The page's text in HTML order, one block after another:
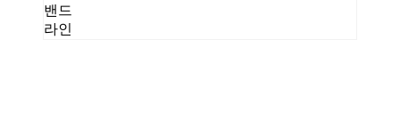
밴드
라인